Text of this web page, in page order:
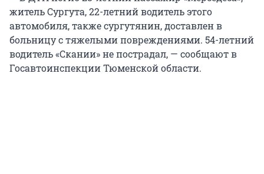
житель Сургута, 22-летний водитель этого
автомобиля, также сургутянин, доставлен в
больницу с тяжелыми повреждениями. 54-летний
водитель «Скании» не пострадал, — сообщают в
Госавтоинспекции Тюменской области.